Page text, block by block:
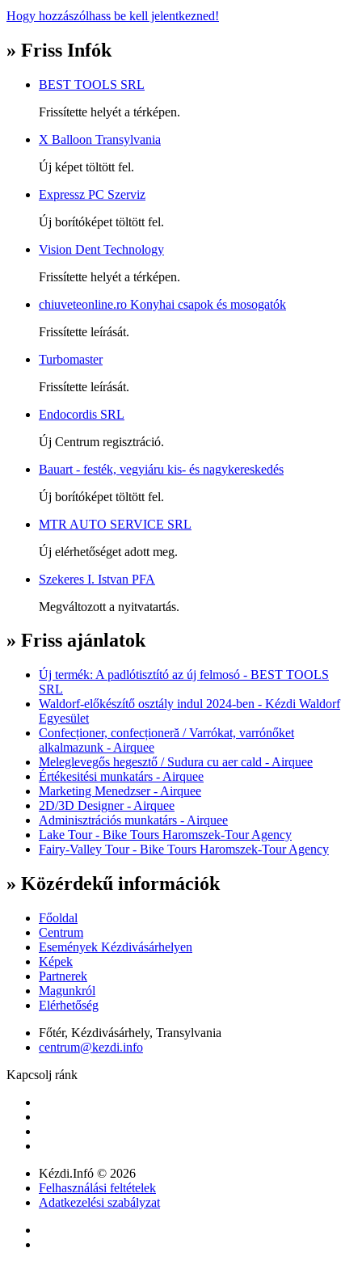
Hogy hozzászólhass be kell jelentkezned!
» Friss Infók
BEST TOOLS SRL
Frissítette helyét a térképen.
X Balloon Transylvania
Új képet töltött fel.
Expressz PC Szerviz
Új borítóképet töltött fel.
Vision Dent Technology
Frissítette helyét a térképen.
chiuveteonline.ro Konyhai csapok és mosogatók
Frissítette leírását.
Turbomaster
Frissítette leírását.
Endocordis SRL
Új Centrum regisztráció.
Bauart - festék, vegyiáru kis- és nagykereskedés
Új borítóképet töltött fel.
MTR AUTO SERVICE SRL
Új elérhetőséget adott meg.
Szekeres I. Istvan PFA
Megváltozott a nyitvatartás.
» Friss ajánlatok
Új termék: A padlótisztító az új felmosó - BEST TOOLS
SRL
Waldorf-előkészítő osztály indul 2024-ben - Kézdi Waldorf
Egyesület
Confecționer, confecționeră / Varrókat, varrónőket
alkalmazunk - Airquee
Meleglevegős hegesztő / Sudura cu aer cald - Airquee
Értékesitési munkatárs - Airquee
Marketing Menedzser - Airquee
2D/3D Designer - Airquee
Adminisztrációs munkatárs - Airquee
Lake Tour - Bike Tours Haromszek-Tour Agency
Fairy-Valley Tour - Bike Tours Haromszek-Tour Agency
» Közérdekű információk
Főoldal
Centrum
Események Kézdivásárhelyen
Képek
Partnerek
Magunkról
Elérhetőség
Főtér, Kézdivásárhely, Transylvania
centrum@kezdi.info
Kapcsolj ránk
Kézdi.Infó © 2026
Felhasználási feltételek
Adatkezelési szabályzat